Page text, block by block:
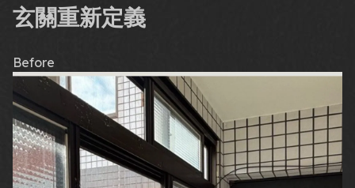
玄關重新定義
Before